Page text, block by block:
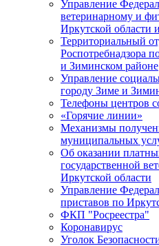
Управление
ветеринарному и
Иркутской области
Территориальный
Роспотребнадзора
и Зиминском районе
Управление
городу Зиме и
Телефоны центров
«Горячие линии»
Механизмы
муниципальных
Об оказании
государственной
Иркутской области
Управление
приставов по
ФКП "Росреестра"
Коронавирус
Уголок